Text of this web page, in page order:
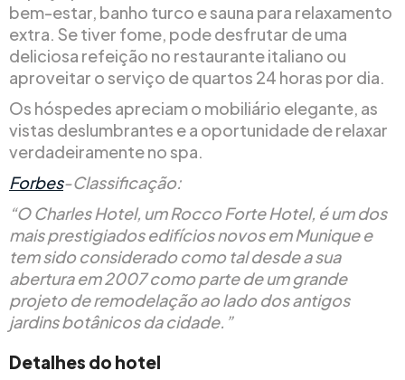
bem-estar, banho turco e sauna para relaxamento
extra. Se tiver fome, pode desfrutar de uma
deliciosa refeição no restaurante italiano ou
aproveitar o serviço de quartos 24 horas por dia.
Os hóspedes apreciam o mobiliário elegante, as
vistas deslumbrantes e a oportunidade de relaxar
verdadeiramente no spa.
Forbes-Classificação:
“O Charles Hotel, um Rocco Forte Hotel, é um dos
mais prestigiados edifícios novos em Munique e
tem sido considerado como tal desde a sua
abertura em 2007 como parte de um grande
projeto de remodelação ao lado dos antigos
jardins botânicos da cidade.”
Detalhes do hotel